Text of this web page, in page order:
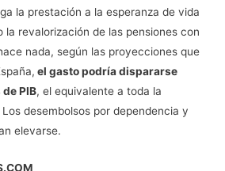
la prestación a la esperanza de vida
revalorización de las pensiones con
nada, según las proyecciones que
el gasto podría dispararse
PIB, el equivalente a toda la
desembolsos por dependencia y
elevarse.